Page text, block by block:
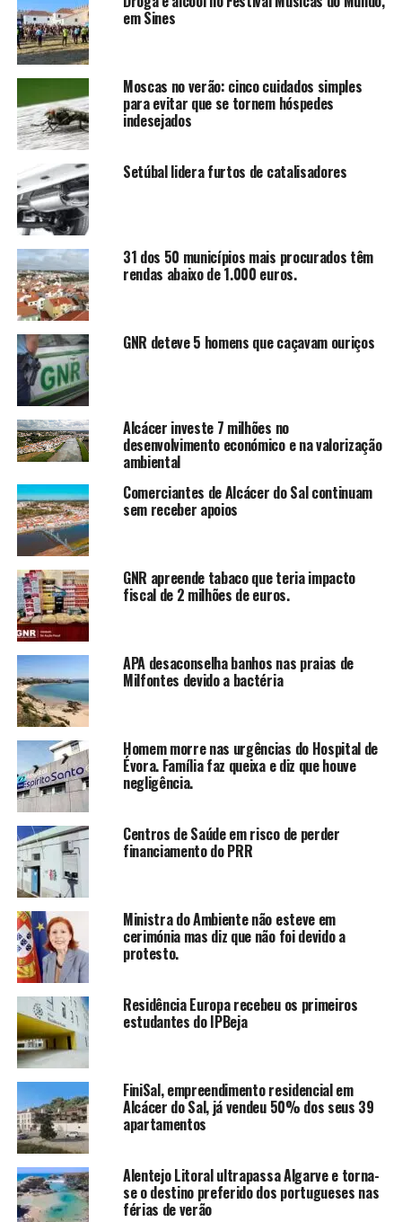
em Sines
Moscas no verão: cinco cuidados simples
para evitar que se tornem hóspedes
indesejados
Setúbal lidera furtos de catalisadores
31 dos 50 municípios mais procurados têm
rendas abaixo de 1.000 euros.
GNR deteve 5 homens que caçavam ouriços
Alcácer investe 7 milhões no
desenvolvimento económico e na valorização
ambiental
Comerciantes de Alcácer do Sal continuam
sem receber apoios
GNR apreende tabaco que teria impacto
fiscal de 2 milhões de euros.
APA desaconselha banhos nas praias de
Milfontes devido a bactéria
Homem morre nas urgências do Hospital de
Évora. Família faz queixa e diz que houve
negligência.
Centros de Saúde em risco de perder
financiamento do PRR
Ministra do Ambiente não esteve em
cerimónia mas diz que não foi devido a
protesto.
Residência Europa recebeu os primeiros
estudantes do IPBeja
FiniSal, empreendimento residencial em
Alcácer do Sal, já vendeu 50% dos seus 39
apartamentos
Alentejo Litoral ultrapassa Algarve e torna-
se o destino preferido dos portugueses nas
férias de verão